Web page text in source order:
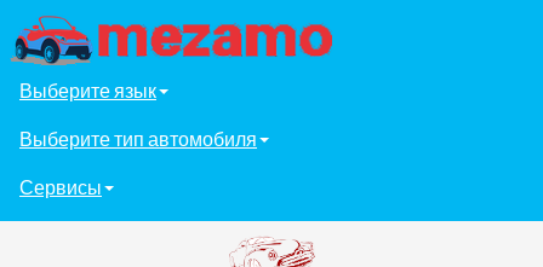
Выберите язык
Выберите тип автомобиля
Сервисы